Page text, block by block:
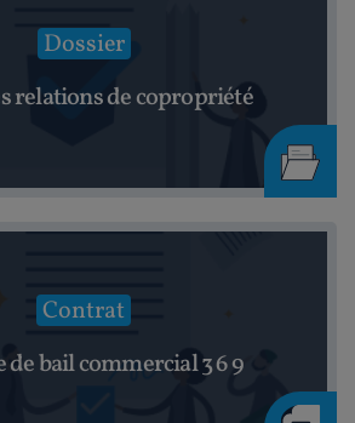
Dossier
relations de copropriété
Contrat
bail commercial 3 6 9